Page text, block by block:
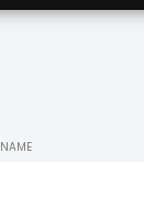
NAME